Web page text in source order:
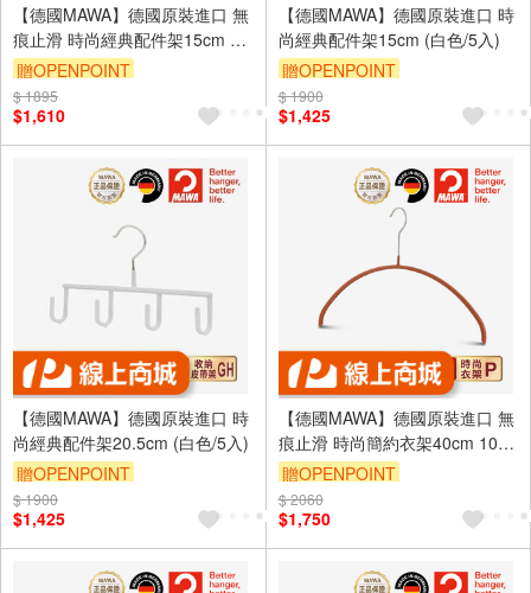
【德國MAWA】德國原裝進口 無
痕止滑 時尚經典配件架15cm 5
入/白
贈OPENPOINT
$ 1895
$1,610
【德國MAWA】德國原裝進口 時
尚經典配件架15cm (白色/5入)
贈OPENPOINT
$ 1900
$1,425
【德國MAWA】德國原裝進口 時
尚經典配件架20.5cm (白色/5入)
贈OPENPOINT
$ 1900
$1,425
【德國MAWA】德國原裝進口 無
痕止滑 時尚簡約衣架40cm 10
入/紅
贈OPENPOINT
$ 2060
$1,750